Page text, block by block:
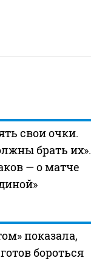
свои очки.
брать их».
— о матче
показала,
бороться